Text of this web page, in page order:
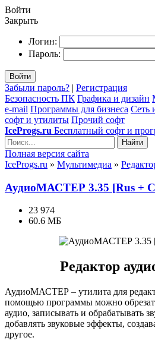
Войти
Закрыть
Логин:
Пароль:
Войти
Забыли пароль? | Регистрация
Безопасность ПК Графика и дизайн
e-mail Программы для бизнеса Сеть
софт и утилиты Прочий софт
IceProgs.ru Бесплатный софт и
Найти
Полная версия сайта
IceProgs.ru » Мультимедиа »
АудиоМАСТЕР 3.35 [Rus +
23 974
60.6 МБ
Редактор
АудиоМАСТЕР – утилита для
помощью программы можно
аудио, записывать и обрабатывать
добавлять звуковые эффекты,
другое.